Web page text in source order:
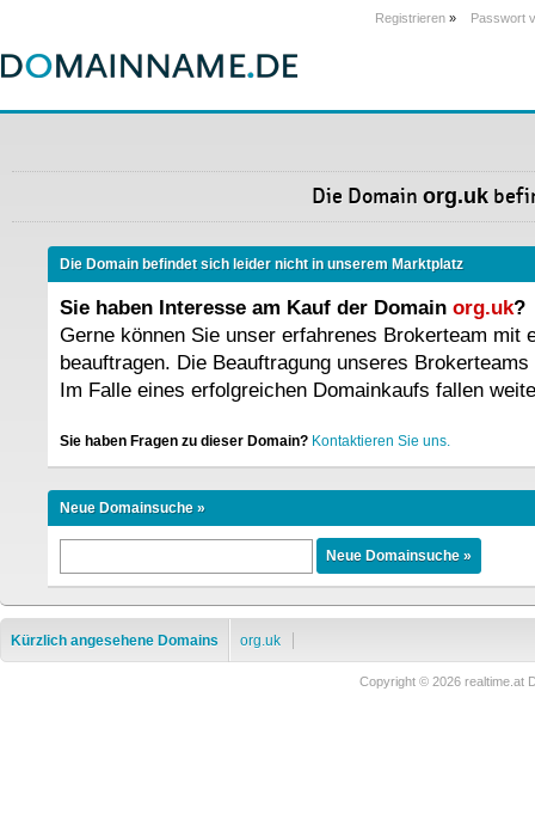
Registrieren » Passwort
Die Domain org.uk
Die Domain befindet sich leider nicht in unserem Marktplatz
Sie haben Interesse am Kauf der Domain org.uk?
Gerne können Sie unser erfahrenes Brokerteam mit
beauftragen. Die Beauftragung unseres
Im Falle eines erfolgreichen Domainkaufs fallen
Sie haben Fragen zu dieser Domain? Kontaktieren Sie uns.
Neue Domainsuche »
Kürzlich angesehene Domains org.uk
Copyright © 2026